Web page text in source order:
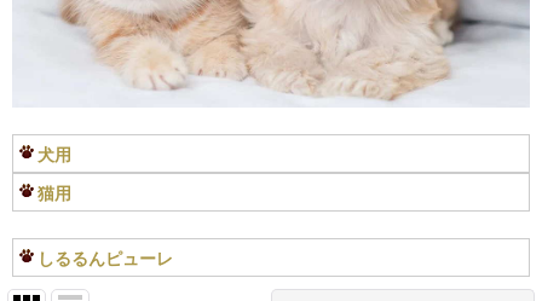
犬用
猫用
しるるんピューレ